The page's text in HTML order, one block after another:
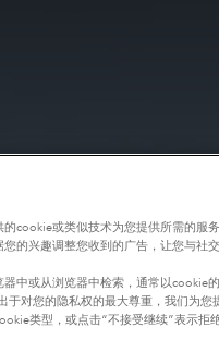
cookie或类似技术为您提供所需的服
的兴趣调整您收到的广告，让您与社交
中或从浏览器中检索，通常以cookie的
对您的隐私权的最大尊重，我们为您
类型，或点击“不接受继续”表示拒